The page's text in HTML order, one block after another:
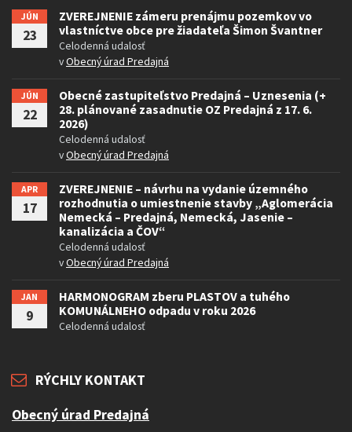
JÚN
23
ZVEREJNENIE zámeru prenájmu pozemkov vo
vlastníctve obce pre žiadateľa Šimon Švantner
Celodenná udalosť
vObecný úrad Predajná
JÚN
22
Obecné zastupiteľstvo Predajná – Uznesenia (+
28. plánované zasadnutie OZ Predajná z 17. 6.
2026)
Celodenná udalosť
vObecný úrad Predajná
APR
17
ZVEREJNENIE – návrhu na vydanie územného
rozhodnutia o umiestnenie stavby „Aglomerácia
Nemecká – Predajná, Nemecká, Jasenie –
kanalizácia a ČOV“
Celodenná udalosť
vObecný úrad Predajná
JAN
9
HARMONOGRAM zberu PLASTOV a tuhého
KOMUNÁLNEHO odpadu v roku 2026
Celodenná udalosť
RÝCHLY KONTAKT
Obecný úrad Predajná